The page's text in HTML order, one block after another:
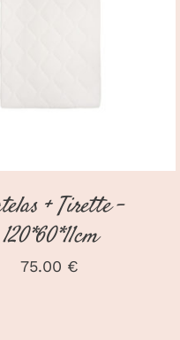
+ Tirette –
120*60*11cm
75.00 €